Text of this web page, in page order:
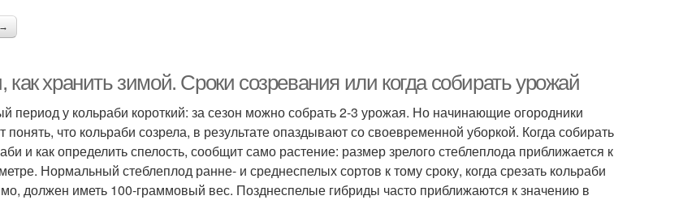
как хранить зимой. Сроки созревания или когда собирать урожай
период у кольраби короткий: за сезон можно собрать 2-3 урожая. Но начинающие огородники
понять, что кольраби созрела, в результате опаздывают со своевременной уборкой. Когда собирать
и как определить спелость, сообщит само растение: размер зрелого стеблеплода приближается к
Нормальный стеблеплод ранне- и среднеспелых сортов к тому сроку, когда срезать кольраби
должен иметь 100-граммовый вес. Позднеспелые гибриды часто приближаются к значению в